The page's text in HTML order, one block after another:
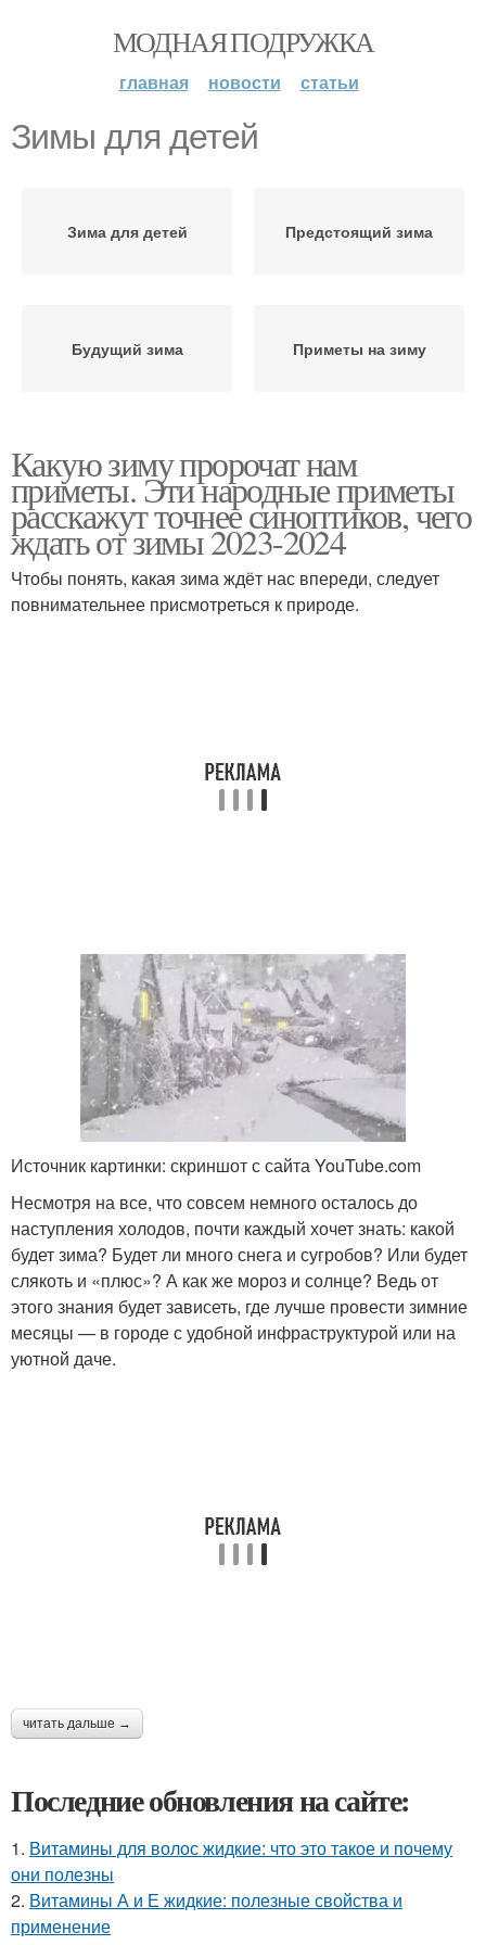
МОДНАЯ ПОДРУЖКА
главная новости статьи
Зимы для детей
Зима для детей Предстоящий зима
Будущий зима Приметы на зиму
Какую зиму пророчат нам
приметы. Эти народные приметы
расскажут точнее синоптиков, чего
ждать от зимы 2023-2024
Чтобы понять, какая зима ждёт нас впереди, следует
повнимательнее присмотреться к природе.
Источник картинки: скриншот с сайта YouTube.com
Несмотря на все, что совсем немного осталось до
наступления холодов, почти каждый хочет знать: какой
будет зима? Будет ли много снега и сугробов? Или будет
слякоть и «плюс»? А как же мороз и солнце? Ведь от
этого знания будет зависеть, где лучше провести зимние
месяцы — в городе с удобной инфраструктурой или на
уютной даче.
читать дальше →
Последние обновления на сайте:
1. Витамины для волос жидкие: что это такое и почему
они полезны
2. Витамины А и Е жидкие: полезные свойства и
применение